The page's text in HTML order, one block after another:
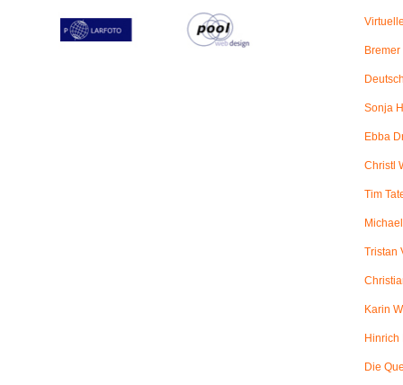
Sonja
Ebba
Christl
Tim
Tristan
Karin
Hinrich
Die